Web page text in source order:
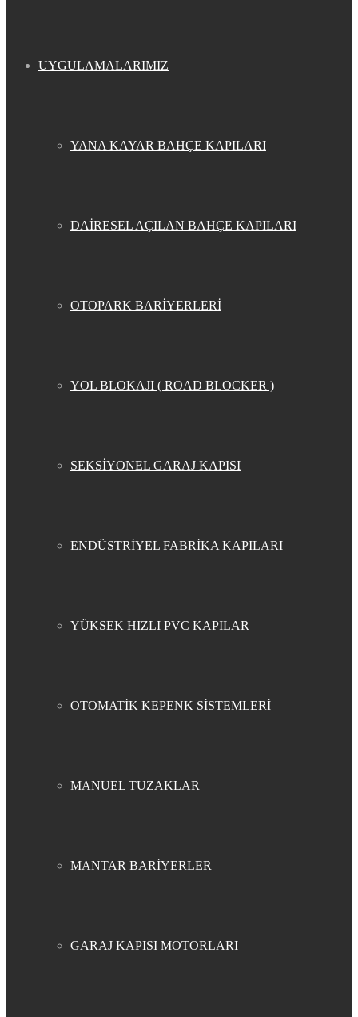
UYGULAMALARIMIZ
YANA KAYAR BAHÇE KAPILARI
DAİRESEL AÇILAN BAHÇE KAPILARI
OTOPARK BARİYERLERİ
YOL BLOKAJI ( ROAD BLOCKER )
SEKSİYONEL GARAJ KAPISI
ENDÜSTRİYEL FABRİKA KAPILARI
YÜKSEK HIZLI PVC KAPILAR
OTOMATİK KEPENK SİSTEMLERİ
MANUEL TUZAKLAR
MANTAR BARİYERLER
GARAJ KAPISI MOTORLARI